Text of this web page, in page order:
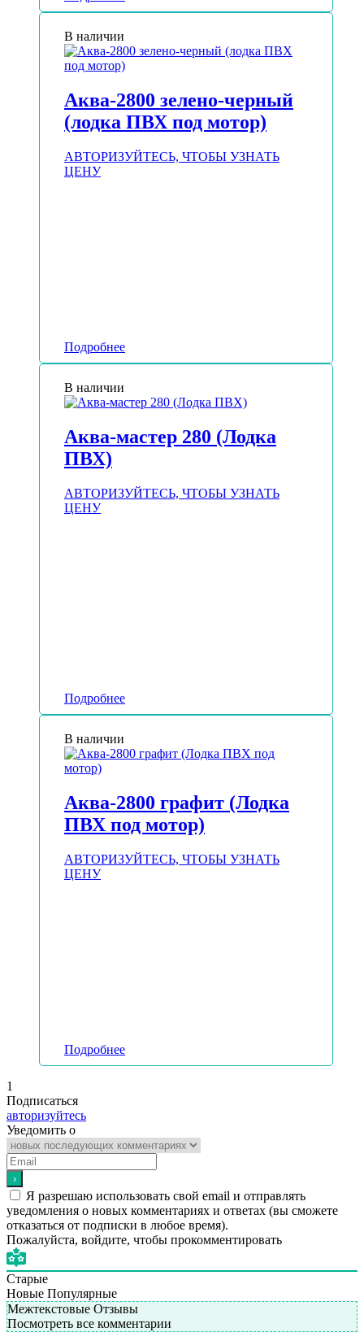
В наличии
Аква-2800 зелено-черный
(лодка ПВХ под мотор)
АВТОРИЗУЙТЕСЬ, ЧТОБЫ УЗНАТЬ
ЦЕНУ
Подробнее
В наличии
Аква-мастер 280 (Лодка
ПВХ)
АВТОРИЗУЙТЕСЬ, ЧТОБЫ УЗНАТЬ
ЦЕНУ
Подробнее
В наличии
Аква-2800 графит (Лодка
ПВХ под мотор)
АВТОРИЗУЙТЕСЬ, ЧТОБЫ УЗНАТЬ
ЦЕНУ
Подробнее
1
Подписаться
авторизуйтесь
Уведомить о
Я разрешаю использовать свой email и отправлять
уведомления о новых комментариях и ответах (вы cможете
отказаться от подписки в любое время).
Пожалуйста, войдите, чтобы прокомментировать
Старые
Новые Популярные
Межтекстовые Отзывы
Посмотреть все комментарии